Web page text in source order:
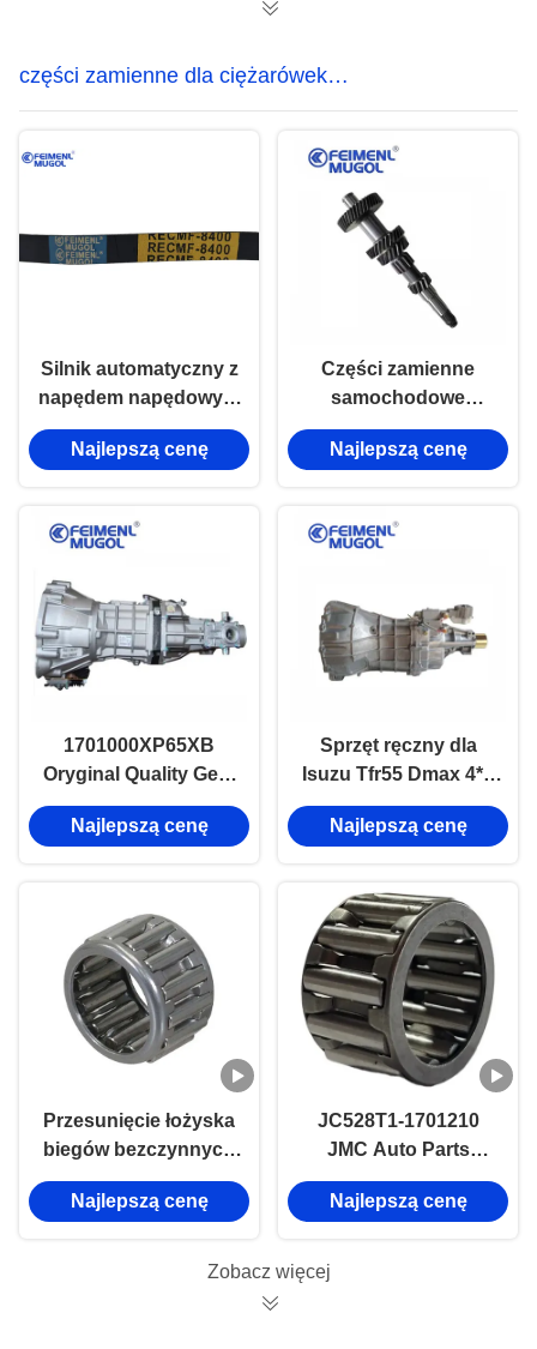
części zamienne dla ciężarówek
Isuzu
Silnik automatyczny z
napędem napędowym
1307012A1A JMC
4JB1
Najlepszą cenę
Części zamienne
samochodowe
ZM001A-1701301-6
Płaszczyzna Diesla
Najlepszą cenę
1701000XP65XB
Oryginal Quality Gear
Box wspaniały
skrzydło ścienne 5
Najlepszą cenę
Sprzęt ręczny dla
Isuzu Tfr55 Dmax 4*2
Pickup
Najlepszą cenę
Przesunięcie łożyska
biegów bezczynnych
dla ISUZU MSB5M
JMC 1030 9-
Najlepszą cenę
JC528T1-1701210
JMC Auto Parts
Transfer Łożysko
biegu jałowego do
Najlepszą cenę
Zobacz więcej